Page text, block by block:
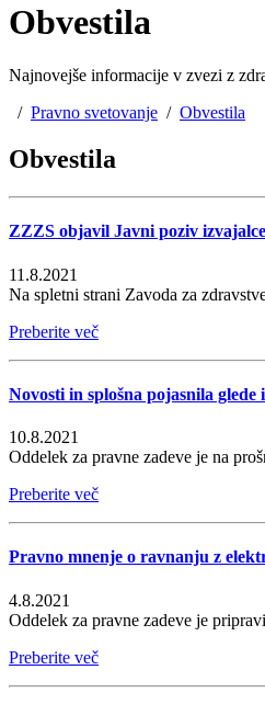
Obvestila
Najnovejše informacije v zvezi z
/ Pravno svetovanje / Obvestila
Obvestila
ZZZS objavil Javni poziv
11.8.2021
Na spletni strani Zavoda za
Preberite več
Novosti in splošna pojasnila
10.8.2021
Oddelek za pravne zadeve je na
Preberite več
Pravno mnenje o ravnanju z
4.8.2021
Oddelek za pravne zadeve je
Preberite več